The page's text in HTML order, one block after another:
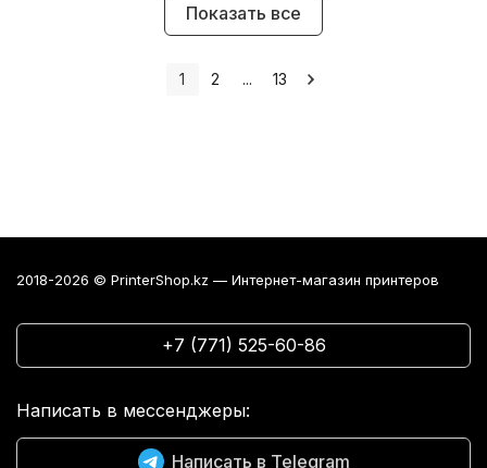
Показать все
1 2 ... 13
2018-2026 © PrinterShop.kz — Интернет-магазин принтеров
+7 (771) 525-60-86
Написать в мессенджеры:
Написать в Telegram